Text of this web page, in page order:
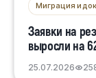
Миграция и
Заявки на
выросли на
25.07.2026